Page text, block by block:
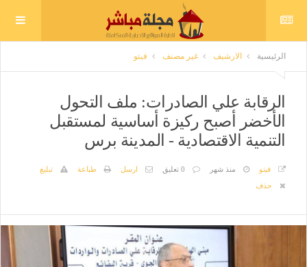
الرئيسية الارشيف غير مصنف فيتو
الرقابة علي الصادرات: ملف التحول
الأخضر أصبح ركيزة أساسية لمستقبل
التنمية الاقتصادية - المدينة برس
فيتو منذ شهر 0 تعليق ارسل طباعة
تبليغ
حذف